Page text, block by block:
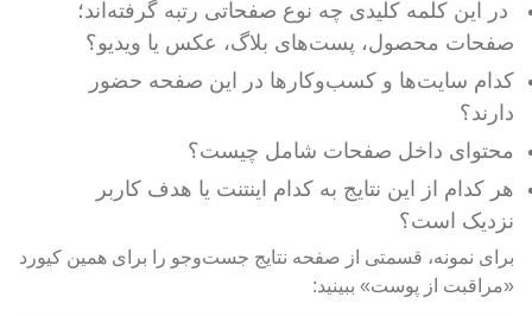
در این کلمه کلیدی چه نوع صفحاتی رتبه گرفته‌اند؛
صفحات محصول، پست‌های بلاگ، عکس یا ویدیو؟
کدام سایت‌ها و کسب‌وکارها در این صفحه حضور
دارند؟
محتوای داخل صفحات شامل چیست؟
هر کدام از این نتایج به کدام اینتنت یا هدف کاربر
نزدیک است؟
برای نمونه، قسمتی از صفحه نتایج جست‌وجو را برای همین کیورد
«مراقبت از پوست» ببینید: